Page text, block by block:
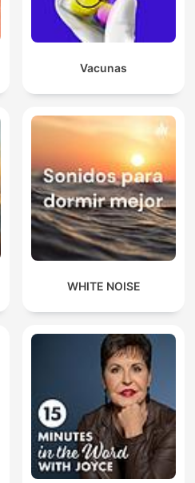
Vacunas
WHITE NOISE